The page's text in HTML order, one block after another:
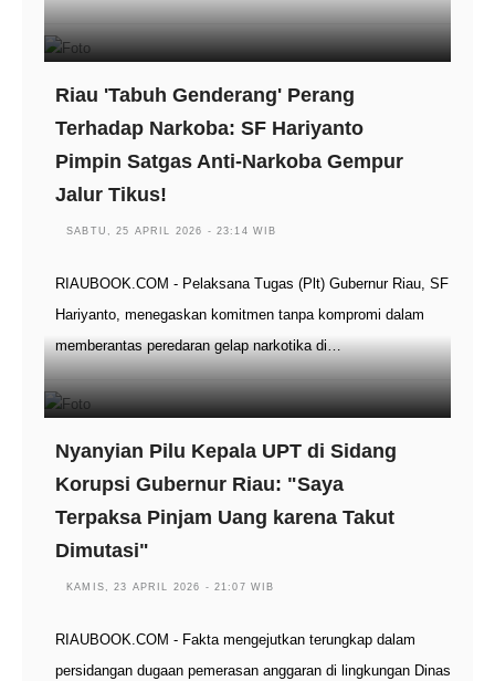
Riau 'Tabuh Genderang' Perang
Terhadap Narkoba: SF Hariyanto
Pimpin Satgas Anti-Narkoba Gempur
Jalur Tikus!
SABTU, 25 APRIL 2026 - 23:14 WIB
RIAUBOOK.COM - Pelaksana Tugas (Plt) Gubernur Riau, SF
Hariyanto, menegaskan komitmen tanpa kompromi dalam
memberantas peredaran gelap narkotika di…
Nyanyian Pilu Kepala UPT di Sidang
Korupsi Gubernur Riau: "Saya
Terpaksa Pinjam Uang karena Takut
Dimutasi"
KAMIS, 23 APRIL 2026 - 21:07 WIB
RIAUBOOK.COM - Fakta mengejutkan terungkap dalam
persidangan dugaan pemerasan anggaran di lingkungan Dinas